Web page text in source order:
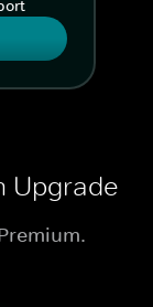
Upgrade